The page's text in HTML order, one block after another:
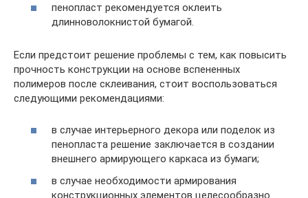
пенопласт рекомендуется оклеить
длинноволокнистой бумагой.
Если предстоит решение проблемы с тем, как повысить
прочность конструкции на основе вспененных
полимеров после склеивания, стоит воспользоваться
следующими рекомендациями:
в случае интерьерного декора или поделок из
пенопласта решение заключается в создании
внешнего армирующего каркаса из бумаги;
в случае необходимости армирования
конструкционных элементов целесообразно